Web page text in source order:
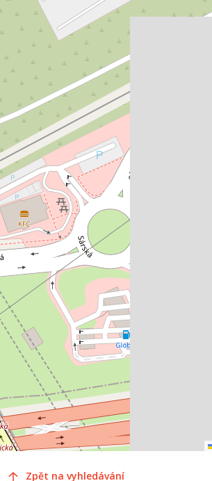
Zpět na vyhledávání